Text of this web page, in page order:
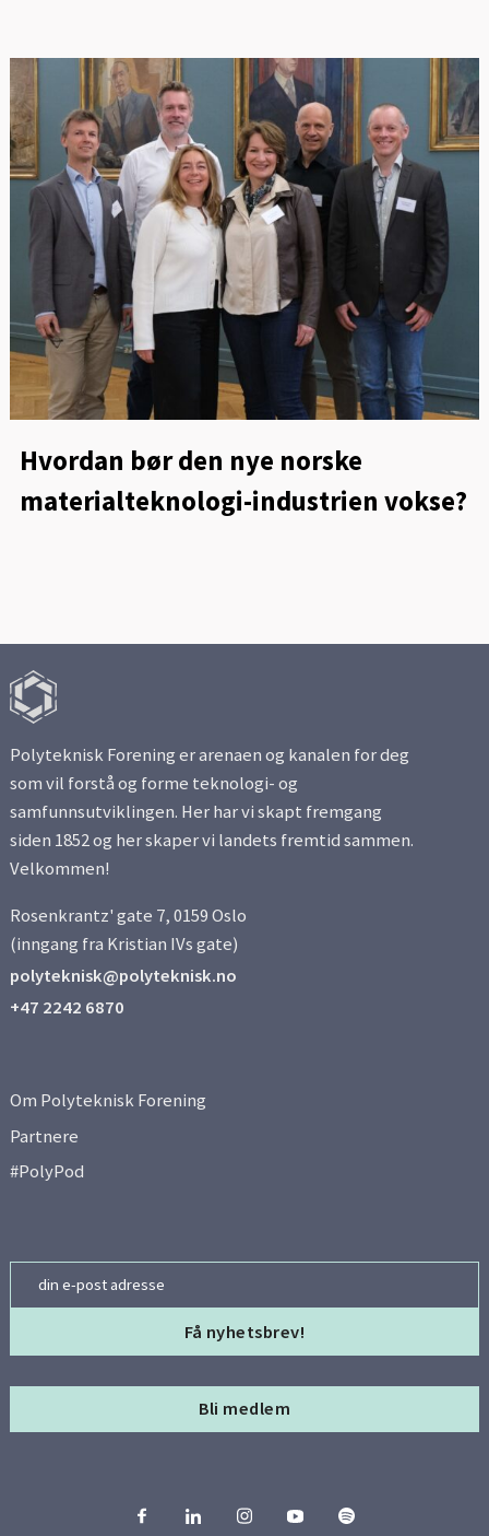
Hvordan bør den nye norske
materialteknologi-industrien vokse?
Polyteknisk Forening er arenaen og kanalen for deg
som vil forstå og forme teknologi- og
samfunnsutviklingen. Her har vi skapt fremgang
siden 1852 og her skaper vi landets fremtid sammen.
Velkommen!
Rosenkrantz' gate 7, 0159 Oslo
(inngang fra Kristian IVs gate)
polyteknisk@polyteknisk.no
+47 2242 6870
Om Polyteknisk Forening
Partnere
#PolyPod
Bli medlem